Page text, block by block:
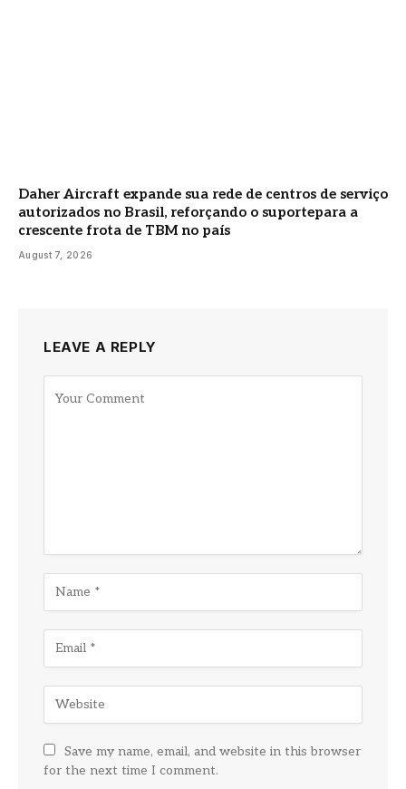
Daher Aircraft expande sua rede de centros de serviço
autorizados no Brasil, reforçando o suportepara a
crescente frota de TBM no país
August 7, 2026
LEAVE A REPLY
Save my name, email, and website in this browser
for the next time I comment.